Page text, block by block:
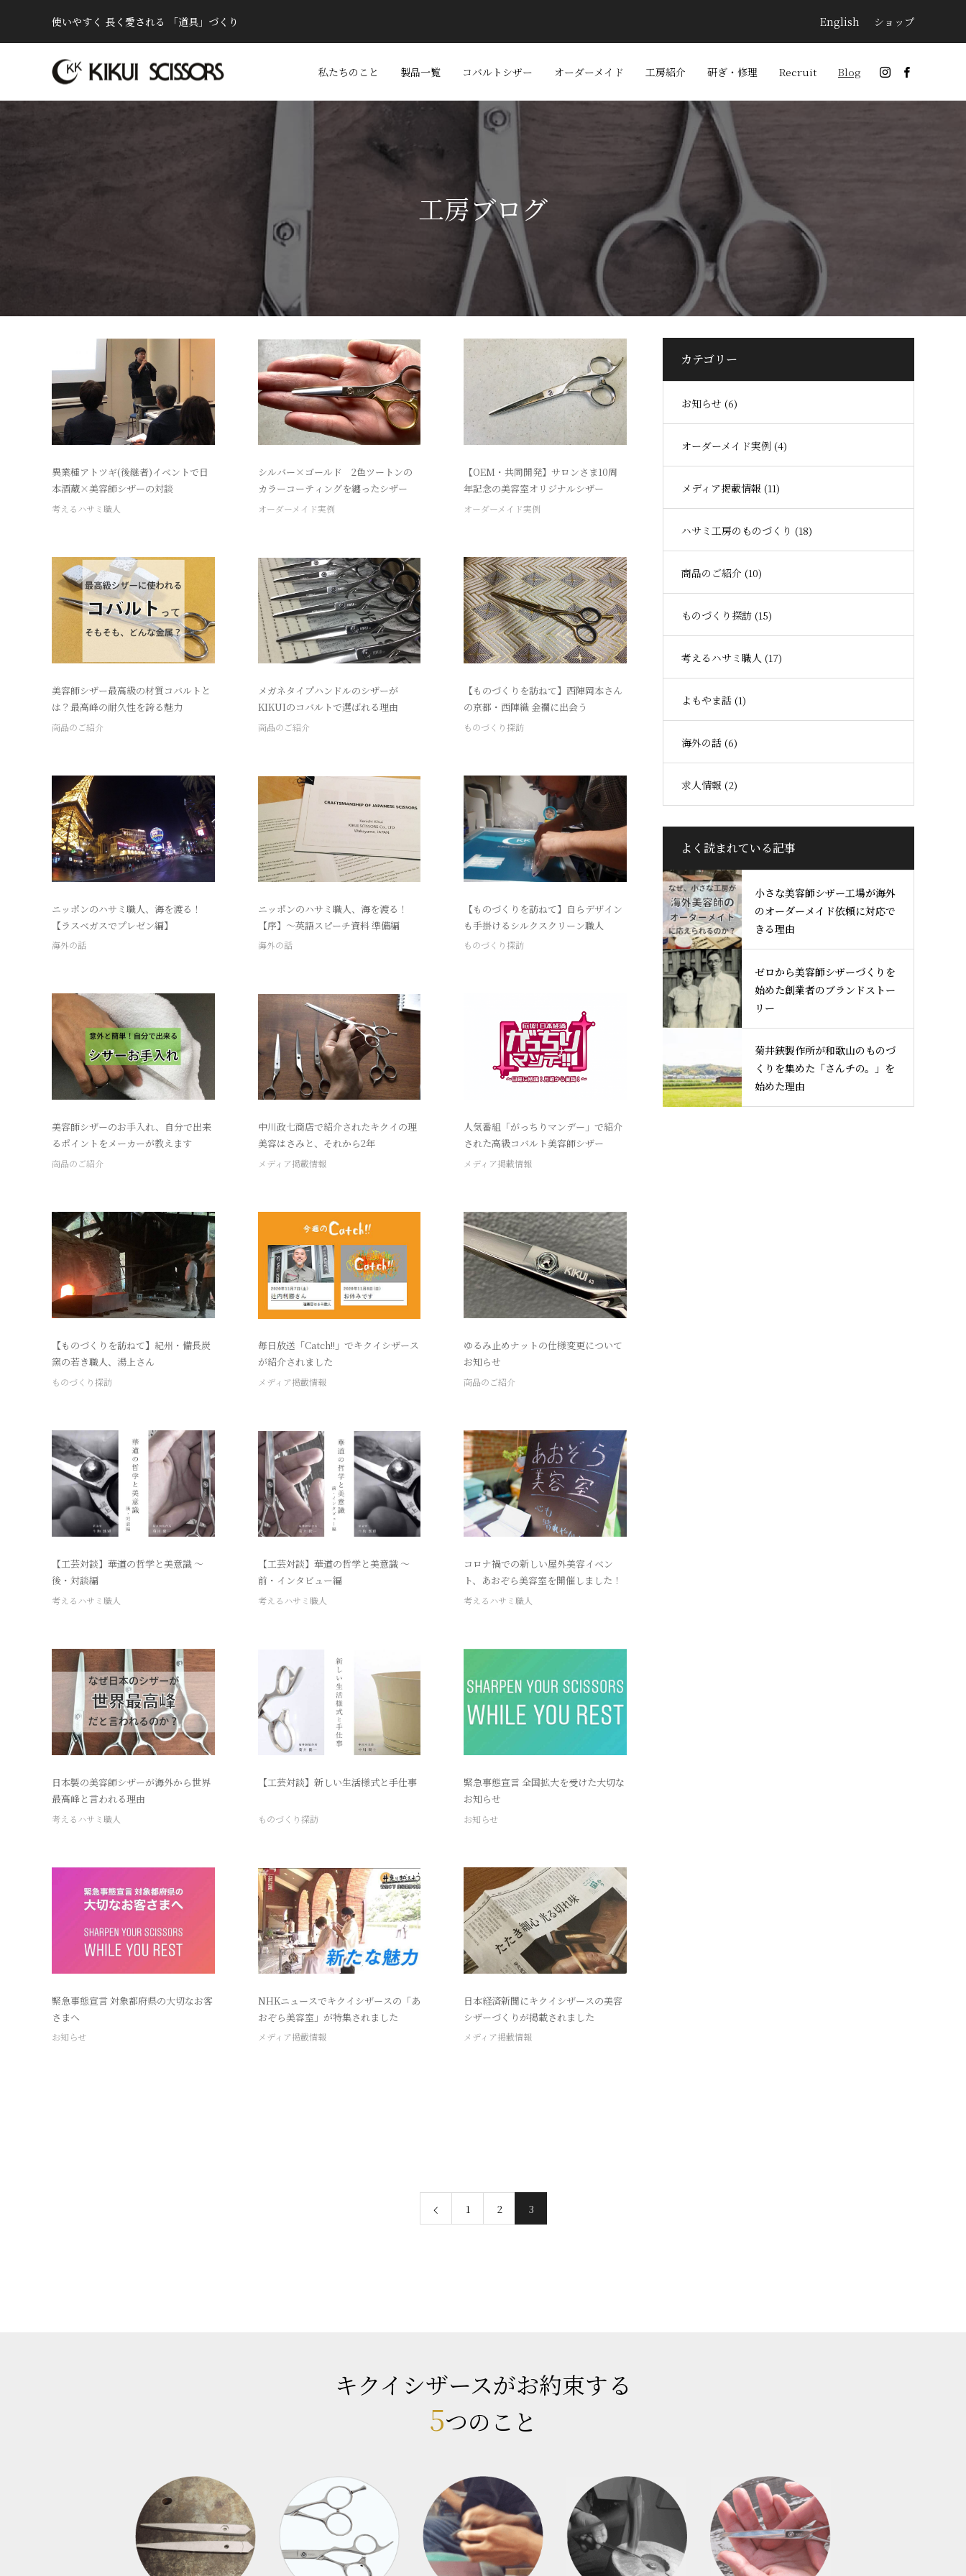
使いやすく 長く愛される 「道具」づくり English ショップ
私たちのこと 製品一覧 コバルトシザー オーダーメイド 工房紹介 研ぎ・修理 Recruit Blog
工房ブログ
異業種アトツギ(後継者)イベントで日
本酒蔵×美容師シザーの対談
考えるハサミ職人
シルバー×ゴールド 2色ツートンの
カラーコーティングを纏ったシザー
オーダーメイド実例
【OEM・共同開発】サロンさま10周
年記念の美容室オリジナルシザー
オーダーメイド実例
美容師シザー最高級の材質コバルトと
は？最高峰の耐久性を誇る魅力
商品のご紹介
メガネタイプハンドルのシザーが
KIKUIのコバルトで選ばれる理由
商品のご紹介
【ものづくりを訪ねて】西陣岡本さん
の京都・西陣織 金襴に出会う
ものづくり探訪
ニッポンのハサミ職人、海を渡る！
【ラスベガスでプレゼン編】
海外の話
ニッポンのハサミ職人、海を渡る！
【序】～英語スピーチ資料 準備編
海外の話
【ものづくりを訪ねて】自らデザイン
も手掛けるシルクスクリーン職人
ものづくり探訪
美容師シザーのお手入れ、自分で出来
るポイントをメーカーが教えます
商品のご紹介
中川政七商店で紹介されたキクイの理
美容はさみと、それから2年
メディア掲載情報
人気番組「がっちりマンデー」で紹介
された高級コバルト美容師シザー
メディア掲載情報
【ものづくりを訪ねて】紀州・備長炭
窯の若き職人、湯上さん
ものづくり探訪
毎日放送「Catch!!」でキクイシザース
が紹介されました
メディア掲載情報
ゆるみ止めナットの仕様変更について
お知らせ
商品のご紹介
【工芸対談】華道の哲学と美意識 ～
後・対談編
考えるハサミ職人
【工芸対談】華道の哲学と美意識 ～
前・インタビュー編
考えるハサミ職人
コロナ禍での新しい屋外美容イベン
ト、あおぞら美容室を開催しました！
考えるハサミ職人
日本製の美容師シザーが海外から世界
最高峰と言われる理由
考えるハサミ職人
【工芸対談】新しい生活様式と手仕事
ものづくり探訪
緊急事態宣言 全国拡大を受けた大切な
お知らせ
お知らせ
緊急事態宣言 対象都府県の大切なお客
さまへ
お知らせ
NHKニュースでキクイシザースの「あ
おぞら美容室」が特集されました
メディア掲載情報
日本経済新聞にキクイシザースの美容
シザーづくりが掲載されました
メディア掲載情報
カテゴリー
お知らせ (6)
オーダーメイド実例 (4)
メディア掲載情報 (11)
ハサミ工房のものづくり (18)
商品のご紹介 (10)
ものづくり探訪 (15)
考えるハサミ職人 (17)
よもやま話 (1)
海外の話 (6)
求人情報 (2)
よく読まれている記事
小さな美容師シザー工場が海外
のオーダーメイド依頼に対応で
きる理由
ゼロから美容師シザーづくりを
始めた創業者のブランドストー
リー
菊井鋏製作所が和歌山のものづ
くりを集めた「さんチの。」を
始めた理由
1 2 3
キクイシザースがお約束する
5つのこと